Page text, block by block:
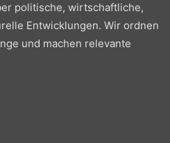
politische, wirtschaftliche,
Entwicklungen. Wir ordnen
und machen relevante